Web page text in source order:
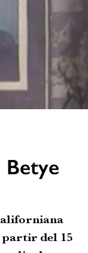
Betye
partir del 15